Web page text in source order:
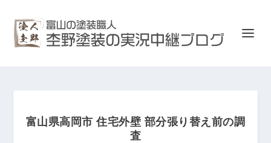
富山県高岡市 住宅外壁 部分張り替え前の調
査